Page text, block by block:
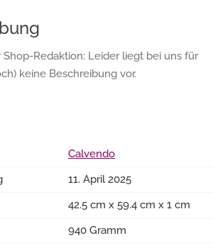
Redaktion: Leider liegt bei uns für
keine Beschreibung vor.
Calvendo
11. April 2025
42.5 cm x 59.4 cm x 1 cm
940 Gramm